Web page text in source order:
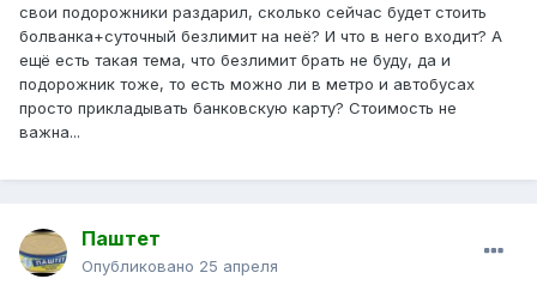
свои подорожники раздарил, сколько сейчас будет стоить
болванка+суточный безлимит на неё? И что в него входит? А
ещё есть такая тема, что безлимит брать не буду, да и
подорожник тоже, то есть можно ли в метро и автобусах
просто прикладывать банковскую карту? Стоимость не
важна...
Паштет
Опубликовано 25 апреля